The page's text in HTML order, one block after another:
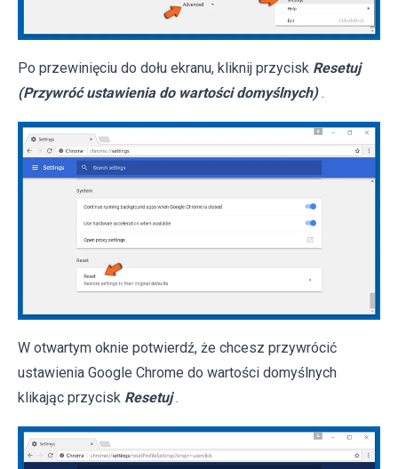
Po przewinięciu do dołu ekranu, kliknij przycisk Resetuj
(Przywróć ustawienia do wartości domyślnych) .
W otwartym oknie potwierdź, że chcesz przywrócić
ustawienia Google Chrome do wartości domyślnych
klikając przycisk Resetuj .